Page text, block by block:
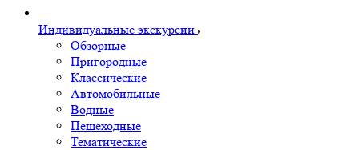
Индивидуальные экскурсии
Обзорные
Пригородные
Классические
Автомобильные
Водные
Пешеходные
Тематические